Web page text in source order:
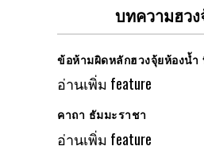
บทความฮวง
ข้อห้ามผิดหลักฮวงจุ้ยห้องน้ำ
อ่านเพิ่ม feature
คาถา ธัมมะราชา
อ่านเพิ่ม feature